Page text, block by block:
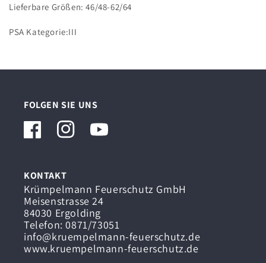
Lieferbare Größen: 46/48-62/64
PSA Kategorie:III
FOLGEN SIE UNS
FacebookInstagramYouTube
KONTAKT
Krümpelmann Feuerschutz GmbH
Meisenstrasse 24
84030 Ergolding
Telefon: 0871/73051
info@kruempelmann-feuerschutz.de
www.kruempelmann-feuerschutz.de